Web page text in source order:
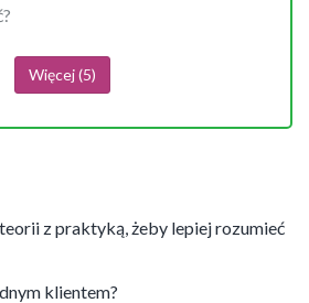
Więcej (5)
teorii z praktyką, żeby lepiej rozumieć
klientem?